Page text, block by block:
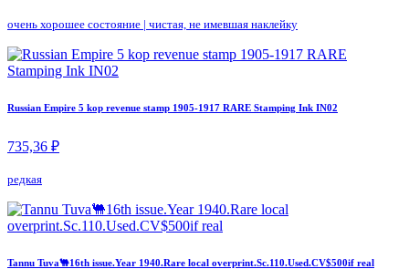
очень хорошее состояние | чистая, не имевшая наклейку
Russian Empire 5 kop revenue stamp 1905-1917 RARE Stamping Ink IN02
735,36 ₽
редкая
Tannu Tuva🐫16th issue.Year 1940.Rare local overprint.Sc.110.Used.CV$500if real